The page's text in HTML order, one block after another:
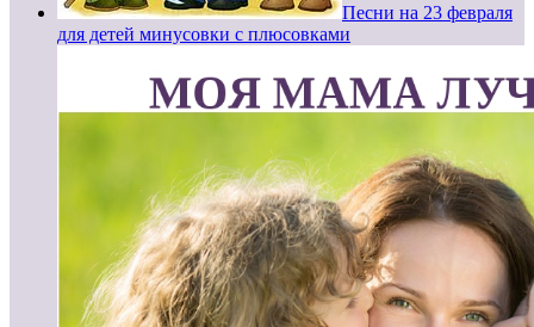
Песни на 23 февраля
для детей минусовки с плюсовками